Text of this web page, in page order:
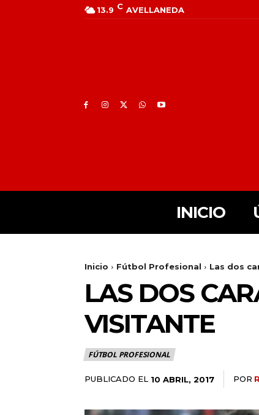
13.9 C AVELLANEDA
INICIO
Inicio Fútbol Profesional Las dos
LAS DOS
VISITANTE
FÚTBOL PROFESIONAL
PUBLICADO EL 10 ABRIL, 2017 POR